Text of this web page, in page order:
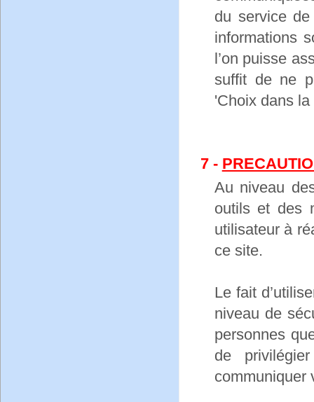
du service
informations
l’on puisse
suffit de ne
'Choix dans la
7 -
Au niveau
outils et des
utilisateur à
ce site.
Le fait
niveau de
personnes
de
communiquer